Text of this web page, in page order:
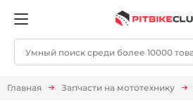
Главная Запчасти на мототехнику